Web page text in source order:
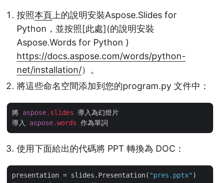
按照本頁 上的說明安裝Aspose.Slides for
Python，並按照[此處](的說明安裝
Aspose.Words for Python )
https://docs.aspose.com/words/python-
net/installation/）。
將這些命名空間添加到您的program.py 文件中：
將 aspose.slides 導入為幻燈片
導入 aspose.words
使用下面給出的代碼將 PPT 轉換為 DOC：
presentation = slides.Presentation( "pres.pptx" )